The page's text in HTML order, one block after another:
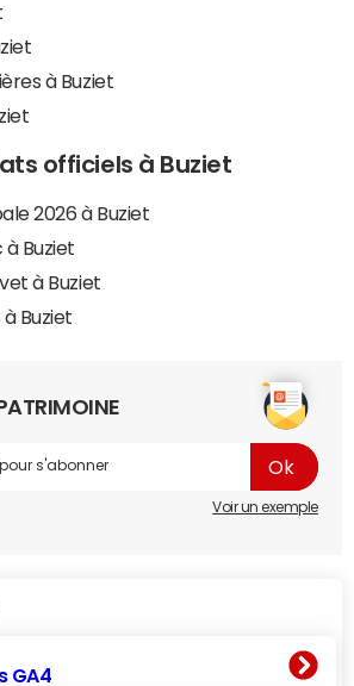
à Buziet
officiels à Buziet
2026 à Buziet
à Buziet
à Buziet
à Buziet
Voir un exemple
GA4